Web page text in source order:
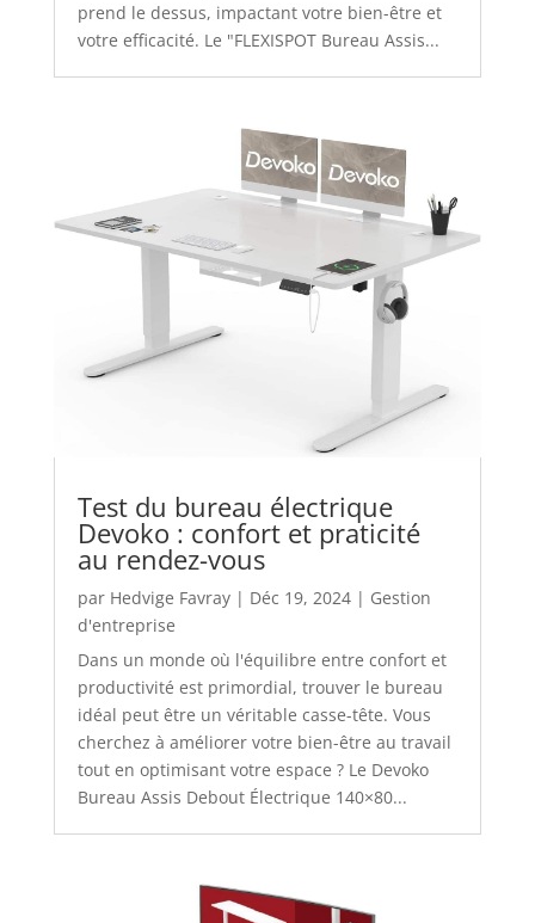
prend le dessus, impactant votre bien-être et
votre efficacité. Le "FLEXISPOT Bureau Assis...
Test du bureau électrique
Devoko : confort et praticité
au rendez-vous
par Hedvige Favray| Déc 19, 2024| Gestion
d'entreprise
Dans un monde où l'équilibre entre confort et
productivité est primordial, trouver le bureau
idéal peut être un véritable casse-tête. Vous
cherchez à améliorer votre bien-être au travail
tout en optimisant votre espace ? Le Devoko
Bureau Assis Debout Électrique 140×80...